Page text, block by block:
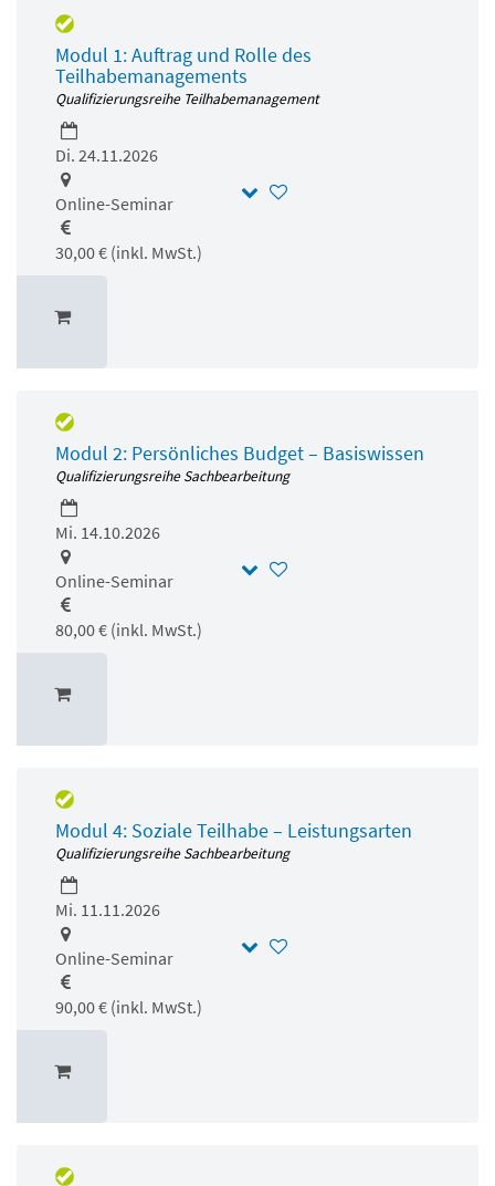
Modul 1: Auftrag und Rolle des
Teilhabemanagements
Qualifizierungsreihe Teilhabemanagement
Di. 24.11.2026
Online-Seminar
30,00 € (inkl. MwSt.)
Modul 2: Persönliches Budget – Basiswissen
Qualifizierungsreihe Sachbearbeitung
Mi. 14.10.2026
Online-Seminar
80,00 € (inkl. MwSt.)
Modul 4: Soziale Teilhabe – Leistungsarten
Qualifizierungsreihe Sachbearbeitung
Mi. 11.11.2026
Online-Seminar
90,00 € (inkl. MwSt.)